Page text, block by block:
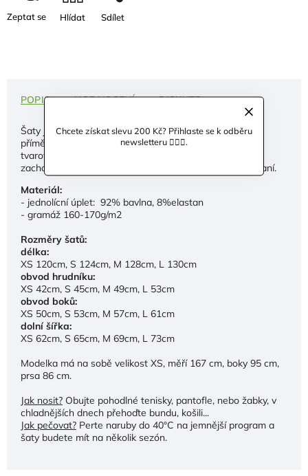
Chcete získat slevu 200 Kč? Přihlaste se k odběru
newsletteru 🙋🏼‍♀️.
Zeptat se Hlídat Sdílet
POPIS HODNOCENÍ DISKUZE
Šaty jsou ušité z certifikovaného bavlněného úpletu s
příměsí elastanu,
který zajišťuje optimální pružnost a
tvarovou stálost. Materiál je prodyšný, měkký a navíc si
zachovává tvar a barevnou stálost i po opakovaném praní.
Materiál:
- jednolícní úplet: 92% bavlna, 8%elastan
- gramáž 160-170g/m2
Rozměry šatů:
délka:
XS 120cm, S 124cm, M 128cm, L 130cm
obvod hrudníku:
XS 42cm, S 45cm, M 49cm, L 53cm
obvod boků:
XS 50cm, S 53cm, M 57cm, L 61cm
dolní šířka:
XS 62cm, S 65cm, M 69cm, L 73cm
Modelka má na sobě velikost XS, měří 167 cm, boky 95 cm,
prsa 86 cm.
Jak nosit? Obujte pohodlné tenisky, pantofle, nebo žabky, v
chladnějších dnech přehoďte bundu, košili...
Jak pečovat? Perte naruby do 40°C na jemnější program a
šaty budete mít na několik sezón.